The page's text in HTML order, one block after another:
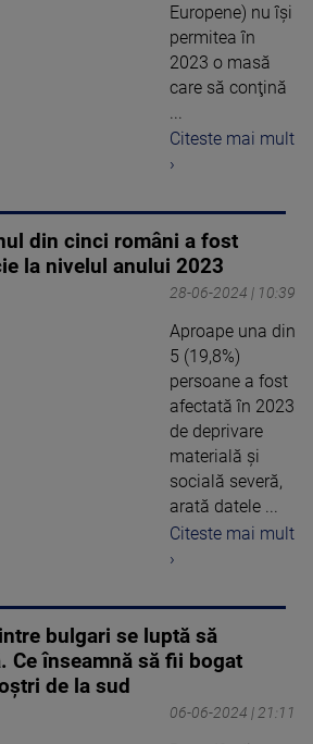
Europene) nu îşi
permitea în
2023 o masă
care să conţină
Citeste mai mult
›
din cinci români a fost
la nivelul anului 2023
28-06-2024 | 10:39
Aproape una din
5 (19,8%)
persoane a fost
afectată în 2023
de deprivare
materială şi
socială severă,
arată datele ...
Citeste mai mult
›
bulgari se luptă să
Ce înseamnă să fii bogat
de la sud
06-06-2024 | 21:11